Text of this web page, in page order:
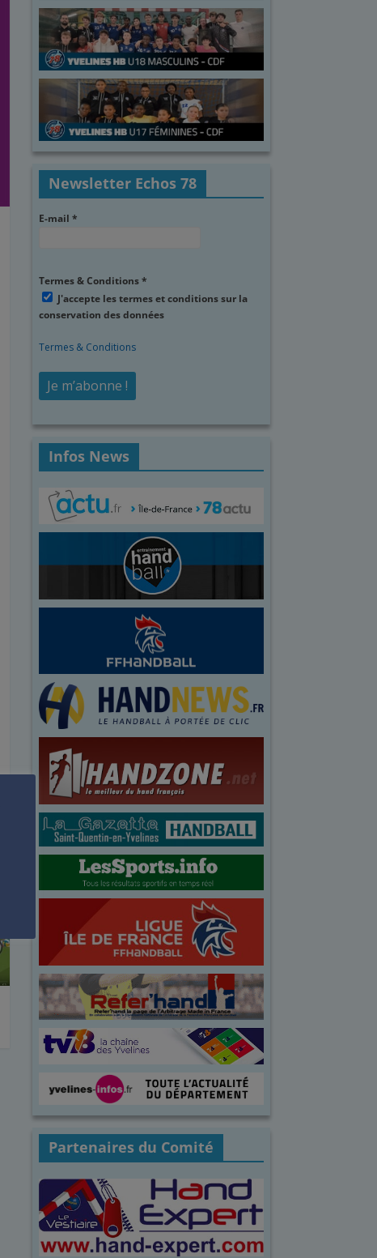
Newsletter Echos 78
E-mail*
Termes & Conditions*
J'accepte les termes et conditions sur la
conservation des données
Termes & Conditions
Infos News
Partenaires du Comité